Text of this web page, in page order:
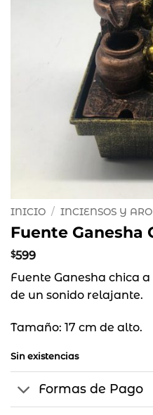
INICIO / INCIENSOS Y
Fuente Ganesha
$599
Fuente Ganesha chica
de un sonido relajante.
Tamaño: 17 cm de alto.
Sin existencias
Formas de Pago